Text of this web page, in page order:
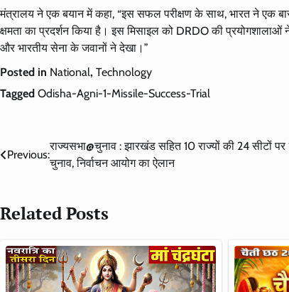
मंत्रालय ने एक बयान में कहा, “इस सफल परीक्षण के साथ, भारत ने एक
क्षमता का प्रदर्शन किया है। इस मिसाइल को DRDO की
और भारतीय सेना के जवानों ने देखा।”
Posted in National, Technology
Tagged Odisha-Agni-1-Missile-Success-Trial
Post
navigation
Previous:
राज्यसभा@चुनाव : झारखंड सहित 10 राज्यों की 24 सीटों
चुनाव, निर्वाचन आयोग का ऐलान
Related Posts